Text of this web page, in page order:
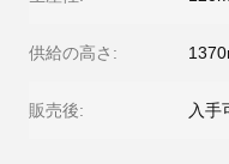
供給の高さ:
販売後: 入手